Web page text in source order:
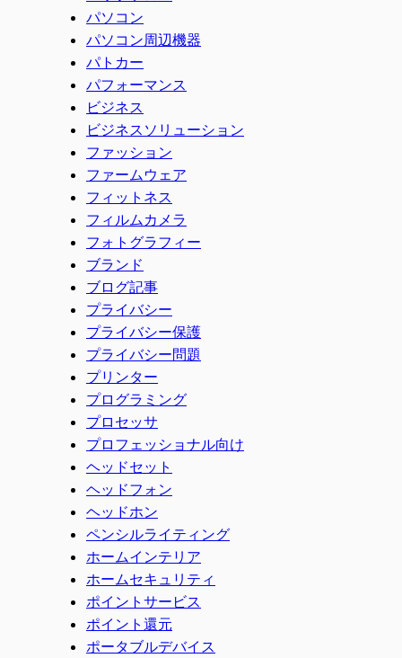
パソコン
パソコン周辺機器
パトカー
パフォーマンス
ビジネス
ビジネスソリューション
ファッション
ファームウェア
フィットネス
フィルムカメラ
フォトグラフィー
ブランド
ブログ記事
プライバシー
プライバシー保護
プライバシー問題
プリンター
プログラミング
プロセッサ
プロフェッショナル向け
ヘッドセット
ヘッドフォン
ヘッドホン
ペンシルライティング
ホームインテリア
ホームセキュリティ
ポイントサービス
ポイント還元
ポータブルデバイス